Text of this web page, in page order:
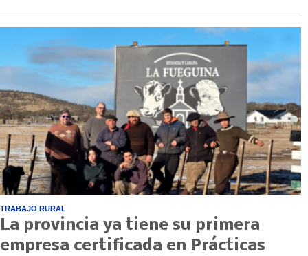
TRABAJO RURAL
La provincia ya tiene su primera
empresa certificada en Prácticas